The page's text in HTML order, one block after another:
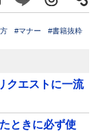
#マナー #書籍抜粋
クエストに一流
ときに必ず使